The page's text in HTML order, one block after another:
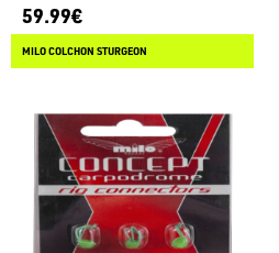
59.99€
MILO COLCHON STURGEON